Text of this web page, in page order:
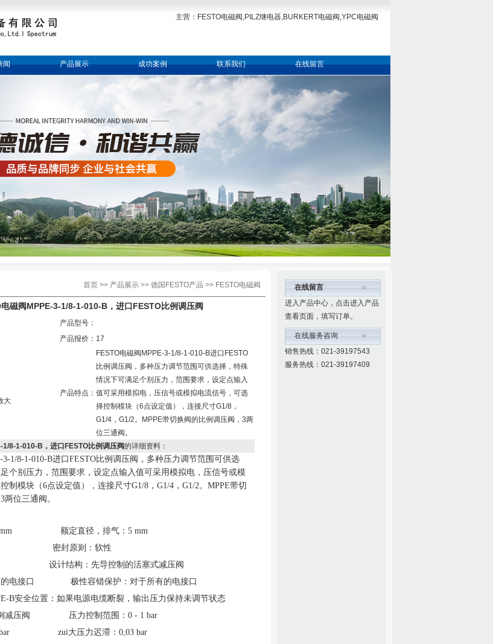
主营：FESTO电磁阀,PILZ继电器,BURKERT电磁阀,YPC电磁阀
闻 产品展示 成功案例 联系我们 在线留言
首页 >> 产品展示 >> 德国FESTO产品 >> FESTO电磁阀
磁阀MPPE-3-1/8-1-010-B，进口FESTO比例调压阀
大
产品型号：
产品报价： 17
产品特点：
FESTO电磁阀MPPE-3-1/8-1-010-B进口FESTO
比例调压阀，多种压力调节范围可供选择，特殊
情况下可满足个别压力，范围要求，设定点输入
值可采用模拟电，压信号或模拟电流信号，可选
择控制模块（6点设定值），连接尺寸G1/8，
G1/4，G1/2。MPPE带切换阀的比例调压阀，3两
位三通阀。
1/8-1-010-B，进口FESTO比例调压阀的详细资料：
3-1/8-1-010-B进口 FESTO比例调压阀 ， 多种压力调节范围可供选
个别压力 ， 范围要求 ， 设定点输入值可采用模拟电 ， 压信号或模
制模块（6点设定值） ， 连接尺寸G1/8 ， G1/4 ， G1/2。 MPPE带切
3两位三通阀。
额定直径 ， 排气 ： 5 mm
密封原则 ： 软性
设计结构 ： 先导控制的活塞式减压阀
电接口 极性容错保护 ： 对于所有的电接口
B安全位置：如果电源电缆断裂，输出压力保持未调节状态
减压阀 压力控制范围 ： 0 - 1 bar
zui大压力迟滞 ： 0,03 bar
在线留言
进入产品中心，点击进入产品
查看页面，填写订单。
在线服务咨询
销售热线：021-39197543
服务热线：021-39197409